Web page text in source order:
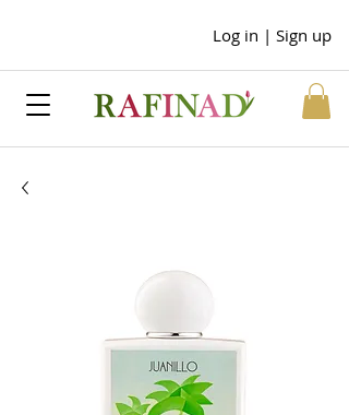
Log in | Sign up